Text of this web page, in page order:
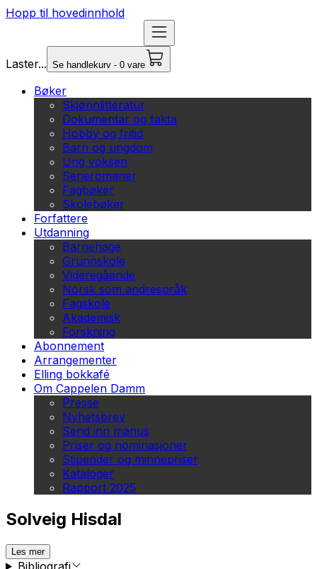
Hopp til hovedinnhold
Laster... Se handlekurv - 0 vare
Bøker
Skjønnlitteratur
Dokumentar og fakta
Hobby og fritid
Barn og ungdom
Ung voksen
Serieromaner
Fagbøker
Skolebøker
Forfattere
Utdanning
Barnehage
Grunnskole
Videregående
Norsk som andrespråk
Fagskole
Akademisk
Forskning
Abonnement
Arrangementer
Elling bokkafé
Om Cappelen Damm
Presse
Nyhetsbrev
Send inn manus
Priser og nominasjoner
Stipender og minnepriser
Kataloger
Rapport 2025
Solveig Hisdal
Les mer
Bibliografi